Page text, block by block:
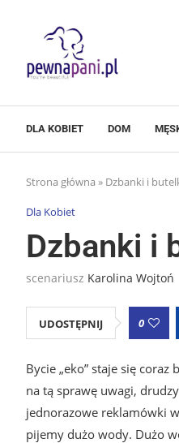
DLA KOBIET DOM
Strona główna » Dzbanki i
Dla Kobiet
Dzbanki i
scenariusz Karolina Wojtoń
UDOSTĘPNIJ 0
Bycie „eko” staje się
na tą sprawę uwagi,
jednorazowe reklamówki
pijemy dużo wody. Dużo